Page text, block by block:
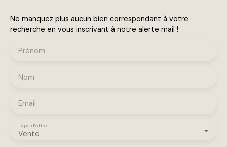
Ne manquez plus aucun bien correspondant à votre
recherche en vous inscrivant à notre alerte mail !
Prénom
Nom
Email
Vente
Type d'offre